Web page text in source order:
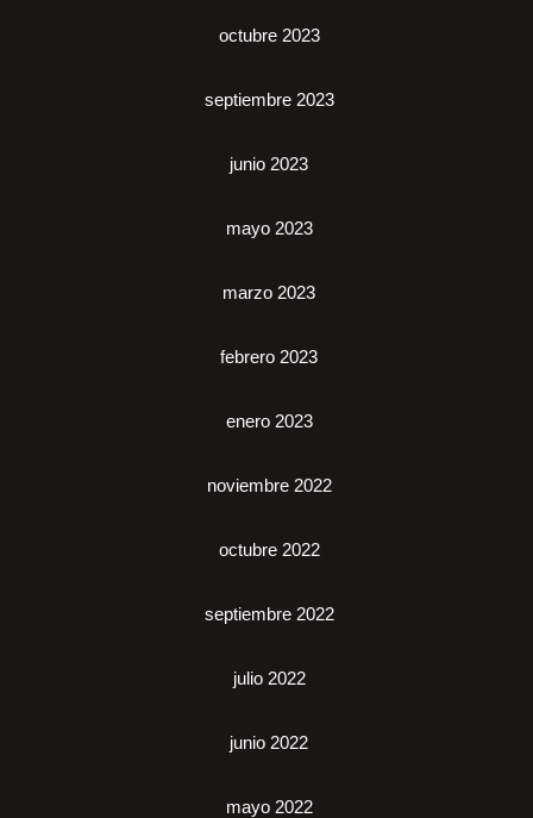
octubre 2023
septiembre 2023
junio 2023
mayo 2023
marzo 2023
febrero 2023
enero 2023
noviembre 2022
octubre 2022
septiembre 2022
julio 2022
junio 2022
mayo 2022